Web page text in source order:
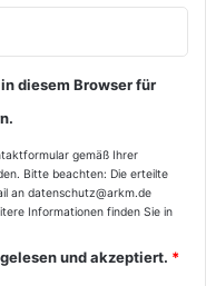
diesem Browser für
gemäß Ihrer
Bitte beachten: Die erteilte
an datenschutz@arkm.de
Informationen finden Sie in
gelesen und akzeptiert. *